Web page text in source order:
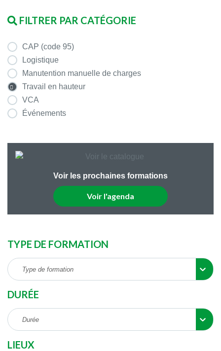
FILTRER PAR CATÉGORIE
CAP (code 95)
Logistique
Manutention manuelle de charges
Travail en hauteur
VCA
Événements
Voir les prochaines formations
Voir l'agenda
TYPE DE FORMATION
Type de formation
DURÉE
Durée
LIEUX